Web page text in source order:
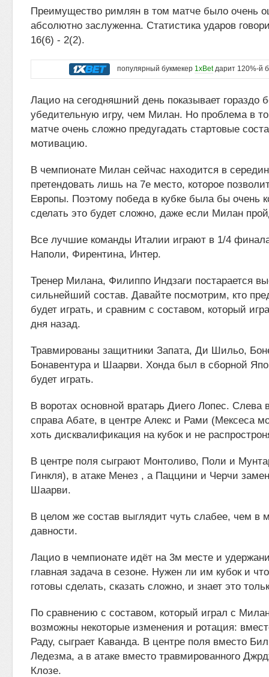
Преимущество римлян в том матче было очень
абсолютно заслуженна. Статистика ударов
16(6) - 2(2).
популярный букмекер 1xBetдарит 120%-й
Лацио на сегодняшний день показывает гораздо
убедительную игру, чем Милан. Но проблема в
матче очень сложно предугадать стартовые
мотивацию.
В чемпионате Милан сейчас находится в
претендовать лишь на 7е место, которое
Европы. Поэтому победа в кубке была бы очень
сделать это будет сложно, даже если Милан
Все лучшие команды Италии играют в 1/4
Наполи, Фирентина, Интер.
Тренер Милана, Филиппо Индзаги постарается
сильнейший состав. Давайте посмотрим, кто
будет играть, и сравним с составом, который
дня назад.
Травмированы защитники Запата, Ди Шильо,
Бонавентура и Шаарви. Хонда был в сборной
будет играть.
В воротах основной вратарь Диего Лопес. Слева
справа Абате, в центре Алекс и Рами (Мексеса
хоть дисквалификация на кубок и не
В центре поля сыграют Монтоливо, Поли и
Гинкля), в атаке Менез , а Паццини и Черчи
Шаарви.
В целом же состав выглядит чуть слабее, чем в
давности.
Лацио в чемпионате идёт на 3м месте и
главная задача в сезоне. Нужен ли им кубок и
готовы сделать, сказать сложно, и знает это
По сравнению с составом, который играл с
возможны некоторые изменения и ротация:
Раду, сыграет Каванда. В центре поля вместо
Ледезма, а в атаке вместо травмированного
Клозе.